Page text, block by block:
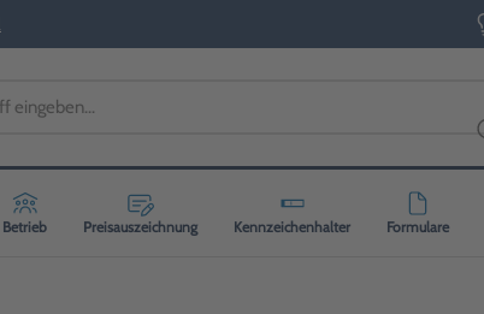
Betrieb Preisauszeichnung Kennzeichenhalter Formulare